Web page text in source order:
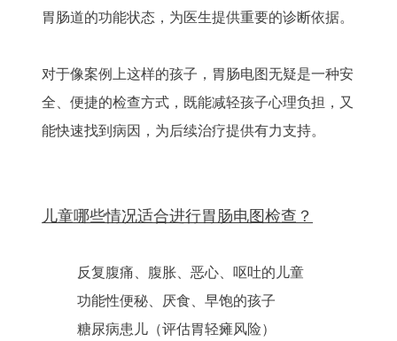
胃肠道的功能状态，为医生提供重要的诊断依据。
对于像案例上这样的孩子，胃肠电图无疑是一种安
全、便捷的检查方式，既能减轻孩子心理负担，又
能快速找到病因，为后续治疗提供有力支持。
儿童哪些情况适合进行胃肠电图检查？
反复腹痛、腹胀、恶心、呕吐的儿童
功能性便秘、厌食、早饱的孩子
糖尿病患儿（评估胃轻瘫风险）